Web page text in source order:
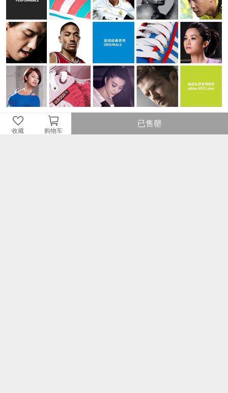
收藏 购物车
已售罄